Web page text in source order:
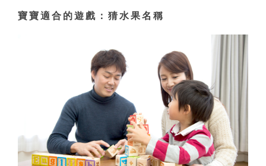
寶寶適合的遊戲：猜水果名稱